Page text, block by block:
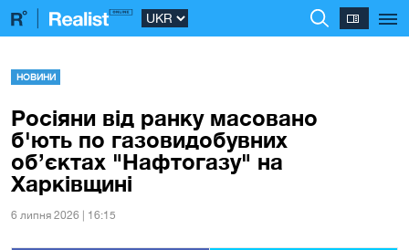
НОВИНИ
Росіяни від ранку масовано
б'ють по газовидобувних
об’єктах "Нафтогазу" на
Харківщині
6 липня 2026 | 16:15